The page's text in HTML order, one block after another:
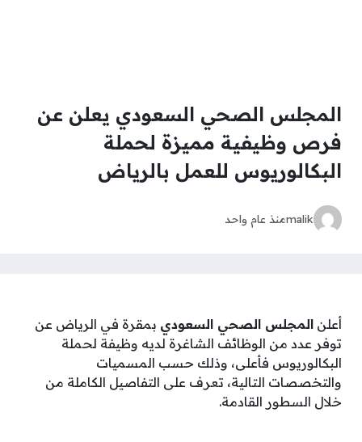
المجلس الصحي السعودي يعلن عن
فرص وظيفية مميزة لحملة
البكالوريوس للعمل بالرياض
malikمنذ عام واحد
أعلن المجلس الصحي السعودي بمقرة في الرياض عن
توفر عدد من الوظائف الشاغرة لديه وظيفة لحملة
البكالوريوس فأعلى، وذلك حسب المسميات
والتخصصات التالية، تعرف على التفاصيل الكاملة من
خلال السطور القادمة.